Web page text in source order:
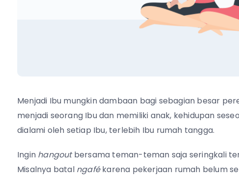
Menjadi Ibu mungkin dambaan bagi sebagian besar
menjadi seorang Ibu dan memiliki anak, kehidupan
dialami oleh setiap Ibu, terlebih Ibu rumah tangga.
Ingin hangoutbersama teman-teman saja seringkali
Misalnya batal ngafékarena pekerjaan rumah belum